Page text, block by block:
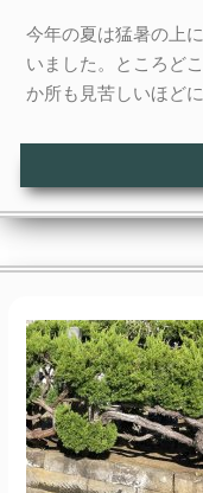
今年の夏は猛暑の上
いました。ところど
か所も見苦しいほど